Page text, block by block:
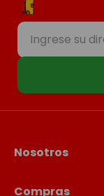
Nosotros
Compras